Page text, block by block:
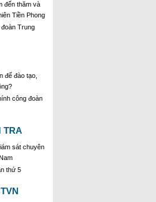
đến thăm và
Tiền Phong
Trung
để đào tạo,
công đoàn
TRA
sát chuyên
thứ 5